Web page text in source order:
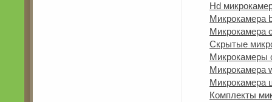
Hd
Микрокамера
Микрокамера
Скрытые
Микрокамеры
Микрокамера
Микрокамера
Комплекты